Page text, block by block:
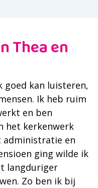
Thea en
goed kan luisteren,
Ik heb ruim
en ben
het kerkenwerk
administratie en
ging wilde ik
langduriger
Zo ben ik bij